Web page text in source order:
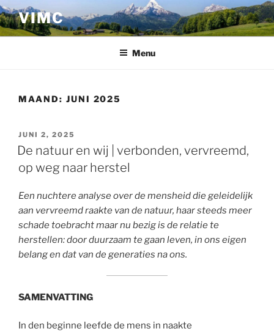
Ga
naar
de
VIMC
Menu
MAAND: JUNI 2025
GEPLAATST
OP
JUNI 2, 2025
De natuur en wij | verbonden, vervreemd,
op weg naar herstel
Een nuchtere analyse over de mensheid die geleidelijk
aan vervreemd raakte van de natuur, haar steeds meer
schade toebracht maar nu bezig is de relatie te
herstellen: door duurzaam te gaan leven, in ons eigen
belang en dat van de generaties na ons.
SAMENVATTING
In den beginne leefde de mens in naakte